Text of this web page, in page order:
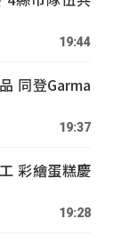
19:44
同登Garma
19:37
彩繪蛋糕慶
19:28